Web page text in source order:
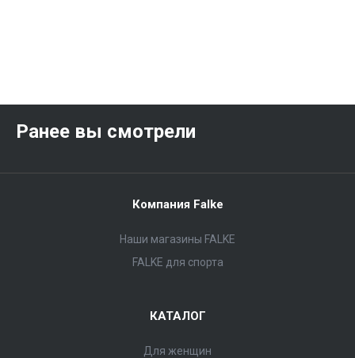
Ранее вы смотрели
Компания Falke
Наши магазины FALKE
FALKE для спорта
КАТАЛОГ
Для женщин